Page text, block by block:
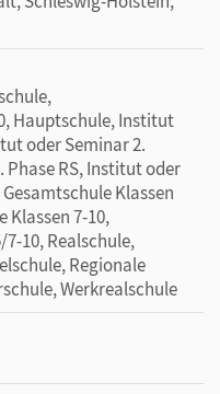
Hauptschule, Institut
oder Seminar 2.
Phase RS, Institut oder
Klassen
Klassen 7-10,
10, Realschule,
Regionale
Werkrealschule